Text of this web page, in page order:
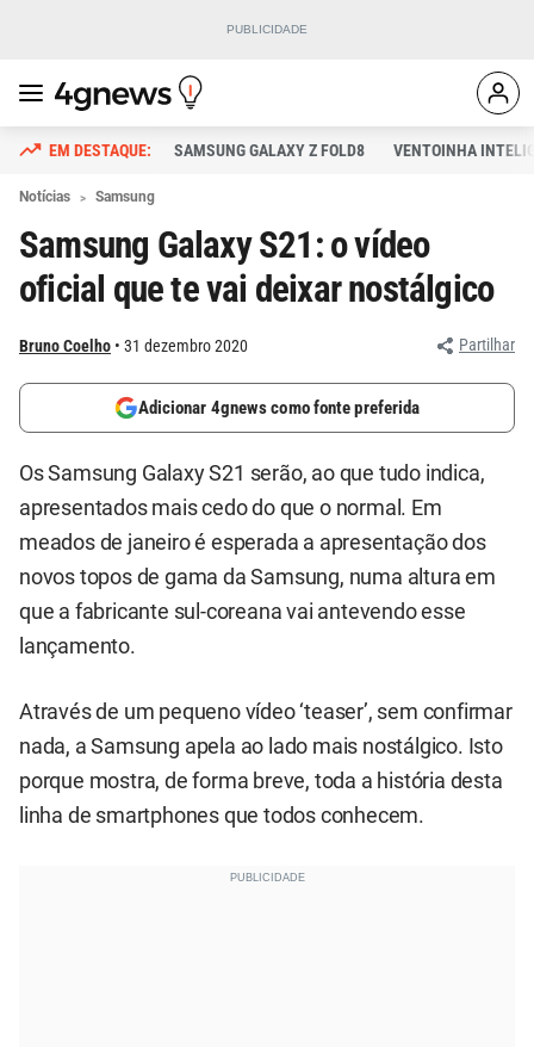
SAMSUNG GALAXY Z FOLD8 VENTOINHA
Notícias Samsung
Samsung Galaxy S21: o vídeo
oficial que te vai deixar nostálgico
Bruno Coelho 31 dezembro 2020 Partilhar
Adicionar 4gnews como fonte preferida
Os Samsung Galaxy S21 serão, ao que tudo indica,
apresentados mais cedo do que o normal. Em
meados de janeiro é esperada a apresentação dos
novos topos de gama da Samsung, numa altura em
que a fabricante sul-coreana vai antevendo esse
lançamento.
Através de um pequeno vídeo ‘teaser’, sem confirmar
nada, a Samsung apela ao lado mais nostálgico. Isto
porque mostra, de forma breve, toda a história desta
linha de smartphones que todos conhecem.